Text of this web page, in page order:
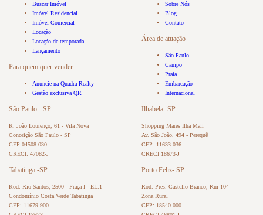
Buscar Imóvel
Imóvel Residencial
Imóvel Comercial
Locação
Locação de temporada
Lançamento
Para quem quer vender
Anuncie na Quadra Realty
Gestão exclusiva QR
Sobre Nós
Blog
Contato
Área de atuação
São Paulo
Campo
Praia
Embarcação
Internacional
São Paulo - SP
R. João Lourenço, 61 - Vila Nova
Conceição São Paulo - SP
CEP 04508-030
CRECI: 47082-J
Tabatinga -SP
Rod. Rio-Santos, 2500 - Praça I - EL.1
Condomínio Costa Verde Tabatinga
CEP: 11679-900
Ilhabela -SP
Shopping Mares Ilha Mall
Av. São João, 494 - Perequê
CEP: 11633-036
CRECI 18673-J
Porto Feliz- SP
Rod. Pres. Castello Branco, Km 104
Zona Rural
CEP: 18540-000